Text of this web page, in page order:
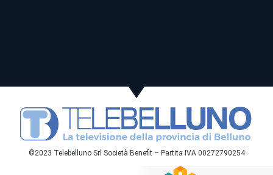
©2023 Telebelluno Srl Società Benefit – Partita IVA 00272790254